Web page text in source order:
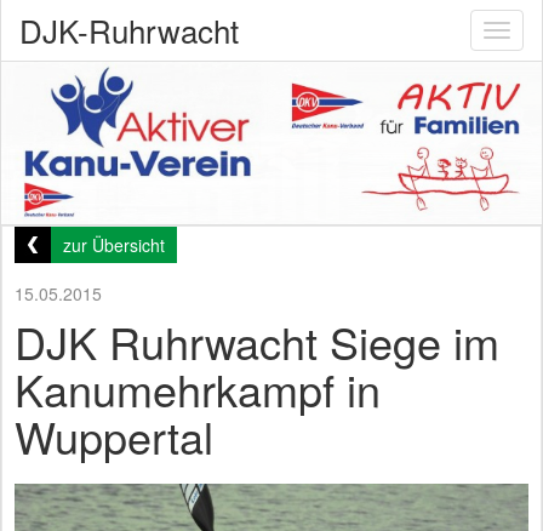
DJK-Ruhrwacht
zur Übersicht
15.05.2015
DJK Ruhrwacht Siege im
Kanumehrkampf in
Wuppertal